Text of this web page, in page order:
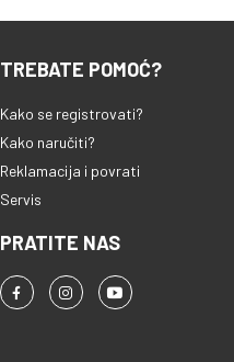
TREBATE POMOĆ?
Kako se registrovati?
Kako naručiti?
Reklamacija i povrati
Servis
PRATITE NAS